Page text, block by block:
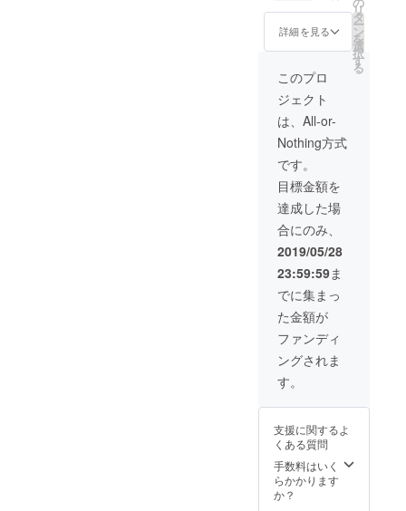
「シンラ産
主として営
んでいます
が、中々収
益を維持し
ていくうえ
で、悪戦苦
闘をしてい
る毎日で
す。
こんな私で
すが、将来
的には現在
のシンラ産
業を持分会
社化しよう
ます。
させて
頂くカ
す。 ⇩
「誠意
さを無
視した
GMO社
による
ル - IT講
座：
１」；
原価税
込5400
円を ⇒
500円で
提供
「今す
ぐに、
軍隊式
の学校
教育を
；原価
税込1万
円を ⇒
500円で
提供 こ
れらの
たカタ
チです
が、こ
れだけ
では資
金調達
面で困
難さが
あると
考え
新たな
このリ
ターン
を追加
させて
頂きま
した。
このリ
ターン
は他の2
つの500
円のマ
ガジン
記事形
のにな
ります
が、し
かし、
これら
詳細を見る
リ
タ
ー
ン
を
選
択
す
る
このプロ
ジェクト
は、All-or-
Nothing方式
です。
目標金額を
達成した場
合にのみ、
2019/05/28
23:59:59ま
でに集まっ
た金額が
ファンディ
ングされま
す。
支援に関するよ
くある質問
手数料はいく
らかかります
か？